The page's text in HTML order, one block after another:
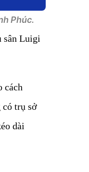
Phúc.
sân Luigi
cách
có trụ sở
dài